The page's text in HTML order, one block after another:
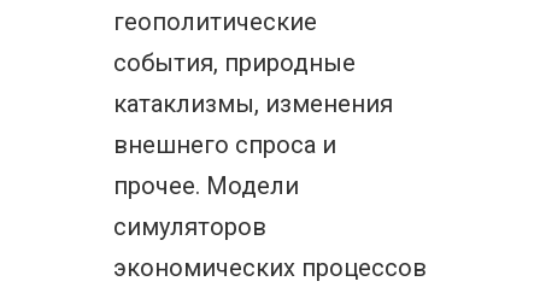
геополитические
события, природные
катаклизмы, изменения
внешнего спроса и
прочее. Модели
симуляторов
экономических процессов